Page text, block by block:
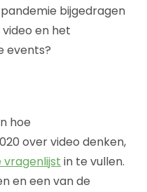
bijgedragen
en het
events?
hoe
over video denken,
vragenlijst in te vullen.
en een van de